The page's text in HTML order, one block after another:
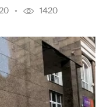
1420